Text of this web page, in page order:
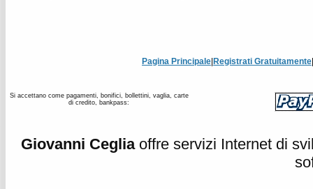
Pagina Principale Registrati Gratuitamente
Si accettano come pagamenti, bonifici, bollettini, vaglia, carte
di credito, bankpass:
Giovanni Cegliaoffre servizi Internet di